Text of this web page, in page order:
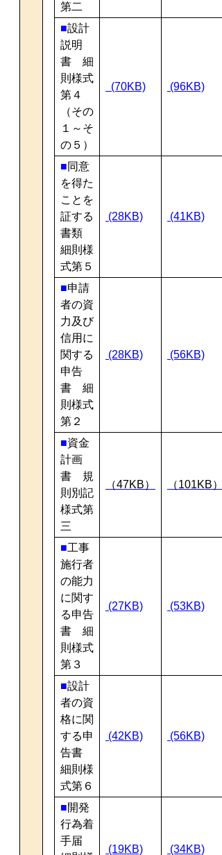
第二
■設計
説明
書 細
則様式
第４
（その
１～そ
の５）
(70KB) (96KB)
■同意
を得た
ことを
証する
書類
細則様
式第５
(28KB) (41KB)
■申請
者の資
力及び
信用に
関する
申告
書 細
則様式
第２
(28KB) (56KB)
■資金
計画
書 規
則別記
様式第
三
（47KB） （101KB）
■工事
施行者
の能力
に関す
る申告
書 細
則様式
第３
(27KB) (53KB)
■設計
者の資
格に関
する申
告書
細則様
式第６
(42KB) (56KB)
■開発
行為着
手届
(19KB) (34KB)